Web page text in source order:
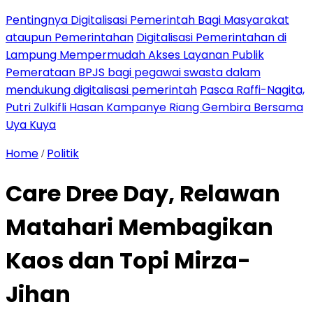
Pentingnya Digitalisasi Pemerintah Bagi Masyarakat
ataupun Pemerintahan Digitalisasi Pemerintahan di
Lampung Mempermudah Akses Layanan Publik
Pemerataan BPJS bagi pegawai swasta dalam
mendukung digitalisasi pemerintah Pasca Raffi-Nagita,
Putri Zulkifli Hasan Kampanye Riang Gembira Bersama
Uya Kuya
Home / Politik
Care Dree Day, Relawan
Matahari Membagikan
Kaos dan Topi Mirza-
Jihan